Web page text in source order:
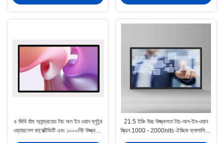
৪ জিবি র্যাম অ্যান্ড্রয়েড টাচ অল ইন ওয়ান ব্লুটুথ
ওয়্যারলেস কানেক্টিভিটি এবং ১০০০নিট উজ্জ্বলতা
21.5 ইঞ্চি উচ্চ উজ্জ্বলতা টাচ-অল-ইন-ওয়ান
স্ক্রিন 1000 - 2000nits ঐচ্ছিক ক্যাপাসিটিভ